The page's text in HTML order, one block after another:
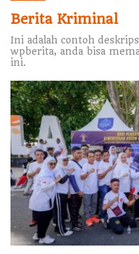
Berita Kriminal
Ini adalah contoh
wpberita, anda bisa
ini.